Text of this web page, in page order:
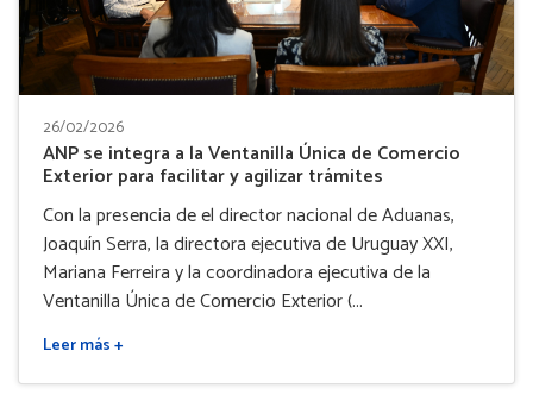
26/02/2026
ANP se integra a la Ventanilla Única de Comercio
Exterior para facilitar y agilizar trámites
Con la presencia de el director nacional de Aduanas,
Joaquín Serra, la directora ejecutiva de Uruguay XXI,
Mariana Ferreira y la coordinadora ejecutiva de la
Ventanilla Única de Comercio Exterior (...
Leer más +